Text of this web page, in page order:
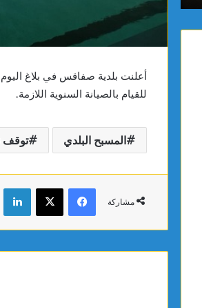
للقيام بالصيانة السنوية اللازمة.
المسبح البلدي توقف
مشاركة
فيسبوكX
فعالية
العلاجات